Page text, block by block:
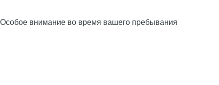
Особое внимание во время вашего пребывания